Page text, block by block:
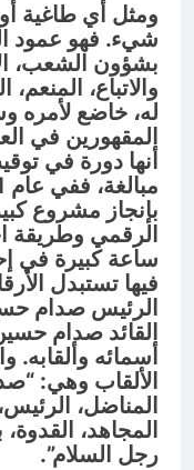
ومثل أي طاغية
شيء. فهو عمود
بشؤون الشعب،
والاتباع،
له، خاضع لأمره
المقهورين في
أنها دورة في
بإنجاز مشروع
الرقمي وطريقة
ساعة كبيرة في
الرئيس صدام
أسمائه وألقابه.
الألقاب وهي:
المناضل،
المجاهد،
رجل السلام”.